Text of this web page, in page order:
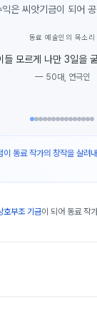
은 씨앗기금이 되어
동료 예술인의 목소리
들 모르게 나만 3일을
— 50대, 연극인
이 동료 작가의 창작을 살려
호부조 기금이 되어 동료 작